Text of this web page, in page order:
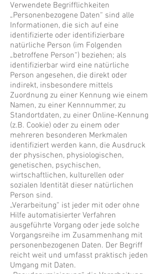
Verwendete Begrifflichkeiten
„Personenbezogene Daten“ sind alle
Informationen, die sich auf eine
identifizierte oder identifizierbare
natürliche Person (im Folgenden
„betroffene Person“) beziehen; als
identifizierbar wird eine natürliche
Person angesehen, die direkt oder
indirekt, insbesondere mittels
Zuordnung zu einer Kennung wie einem
Namen, zu einer Kennnummer, zu
Standortdaten, zu einer Online-Kennung
(z.B. Cookie) oder zu einem oder
mehreren besonderen Merkmalen
identifiziert werden kann, die Ausdruck
der physischen, physiologischen,
genetischen, psychischen,
wirtschaftlichen, kulturellen oder
sozialen Identität dieser natürlichen
Person sind.
„Verarbeitung“ ist jeder mit oder ohne
Hilfe automatisierter Verfahren
ausgeführte Vorgang oder jede solche
Vorgangsreihe im Zusammenhang mit
personenbezogenen Daten. Der Begriff
reicht weit und umfasst praktisch jeden
Umgang mit Daten.